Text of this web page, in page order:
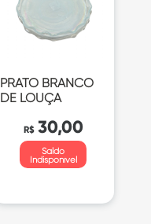
PRATO BRANCO
DE LOUÇA
R$ 30,00
Saldo
Indisponível